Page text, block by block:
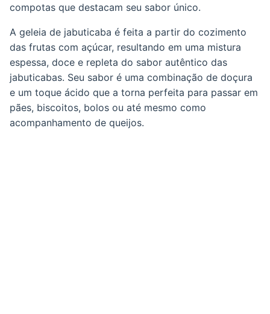
compotas que destacam seu sabor único.
A geleia de jabuticaba é feita a partir do cozimento
das frutas com açúcar, resultando em uma mistura
espessa, doce e repleta do sabor autêntico das
jabuticabas. Seu sabor é uma combinação de doçura
e um toque ácido que a torna perfeita para passar em
pães, biscoitos, bolos ou até mesmo como
acompanhamento de queijos.